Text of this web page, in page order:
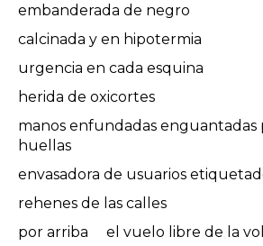
embanderada de negro
calcinada y en hipotermia
urgencia en cada esquina
herida de oxicortes
manos enfundadas enguantadas
huellas
envasadora de usuarios
rehenes de las calles
por arriba el vuelo libre de la